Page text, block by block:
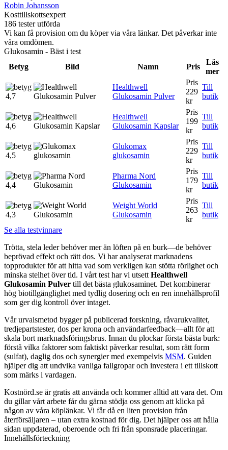
Robin Johansson
Kosttillskottsexpert
186 tester utförda
Vi kan få provision om du köper via våra länkar. Det påverkar inte
våra omdömen.
Glukosamin - Bäst i test
Betyg
Bild Namn Pris
Läs
mer
4,7
Healthwell
Glukosamin Pulver
Pris
229
kr
Till
butik
4,6
Healthwell
Glukosamin Kapslar
Pris
199
kr
Till
butik
4,5
Glukomax
glukosamin
Pris
229
kr
Till
butik
4,4
Pharma Nord
Glukosamin
Pris
179
kr
Till
butik
4,3
Weight World
Glukosamin
Pris
263
kr
Till
butik
Se alla testvinnare
Trötta, stela leder behöver mer än löften på en burk—de behöver
beprövad effekt och rätt dos. Vi har analyserat marknadens
topprodukter för att hitta vad som verkligen kan stötta rörlighet och
minska stelhet över tid. I vårt test har vi utsett Healthwell
Glukosamin Pulver till det bästa glukosaminet. Det kombinerar
hög biotillgänglighet med tydlig dosering och en ren innehållsprofil
som ger dig kontroll över intaget.
Vår urvalsmetod bygger på publicerad forskning, råvarukvalitet,
tredjepartstester, dos per krona och användarfeedback—allt för att
skala bort marknadsföringsbrus. Innan du plockar första bästa burk:
förstå vilka faktorer som faktiskt påverkar resultat, som rätt form
(sulfat), daglig dos och synergier med exempelvis MSM. Guiden
hjälper dig att undvika vanliga fallgropar och investera i ett tillskott
som märks i vardagen.
Kostnörd.se är gratis att använda och kommer alltid att vara det. Om
du gillar vårt arbete får du gärna stödja oss genom att klicka på
någon av våra köplänkar. Vi får då en liten provision från
återförsäljaren – utan extra kostnad för dig. Det hjälper oss att hålla
sidan uppdaterad, oberoende och fri från sponsrade placeringar.
Innehållsförteckning